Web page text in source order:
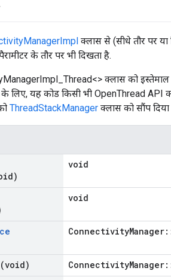
क्लास से (सीधे तौर पर
के तौर पर भी दिखता है.
क्लास को
के लिए, यह कोड किसी भी OpenThread API
ThreadStackManager क्लास को सौंप दिया
void
void
(void)